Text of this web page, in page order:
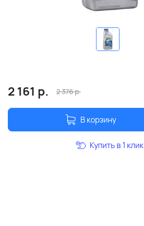
2 161 р. 2 376р.
В корзину
Купить в 1 клик